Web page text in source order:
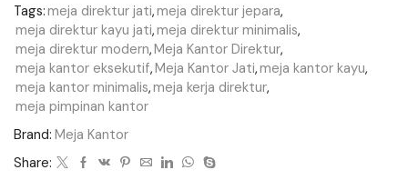
Tags:meja direktur jati,meja direktur jepara,
meja direktur kayu jati,meja direktur minimalis,
meja direktur modern,Meja Kantor Direktur,
meja kantor eksekutif,Meja Kantor Jati,meja kantor kayu,
meja kantor minimalis,meja kerja direktur,
meja pimpinan kantor
Brand: Meja Kantor
Share: